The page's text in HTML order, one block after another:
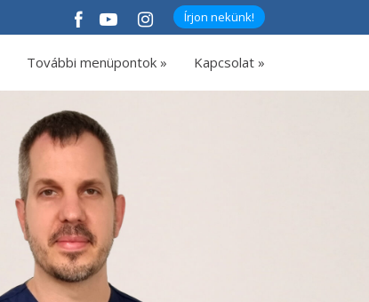
Írjon nekünk!
További menüpontok » Kapcsolat »